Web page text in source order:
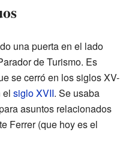
una puerta en el lado
de Turismo. Es
se cerró en los siglos XV-
el siglo XVII. Se usaba
asuntos relacionados
Ferrer (que hoy es el